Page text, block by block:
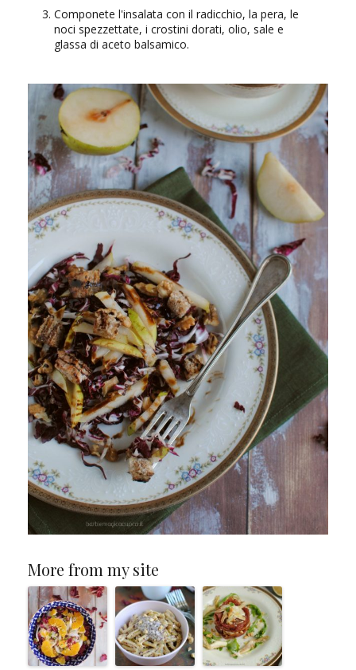
Componete l'insalata con il radicchio, la pera, le
noci spezzettate, i crostini dorati, olio, sale e
glassa di aceto balsamico.
More from my site